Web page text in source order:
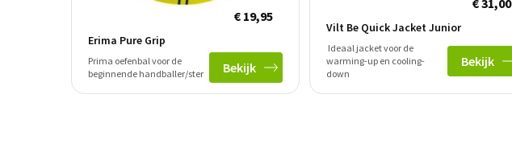
€ 19,95
Erima Pure Grip
Prima oefenbal voor de
beginnende handballer/ster
Bekijk
Vilt Be Quick Jacket Junior
Ideaal jacket voor de
warming-up en cooling-
down
Bekijk